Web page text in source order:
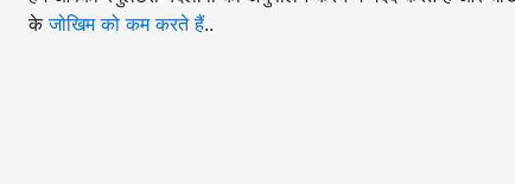
केजोखिम को कम करते हैं..